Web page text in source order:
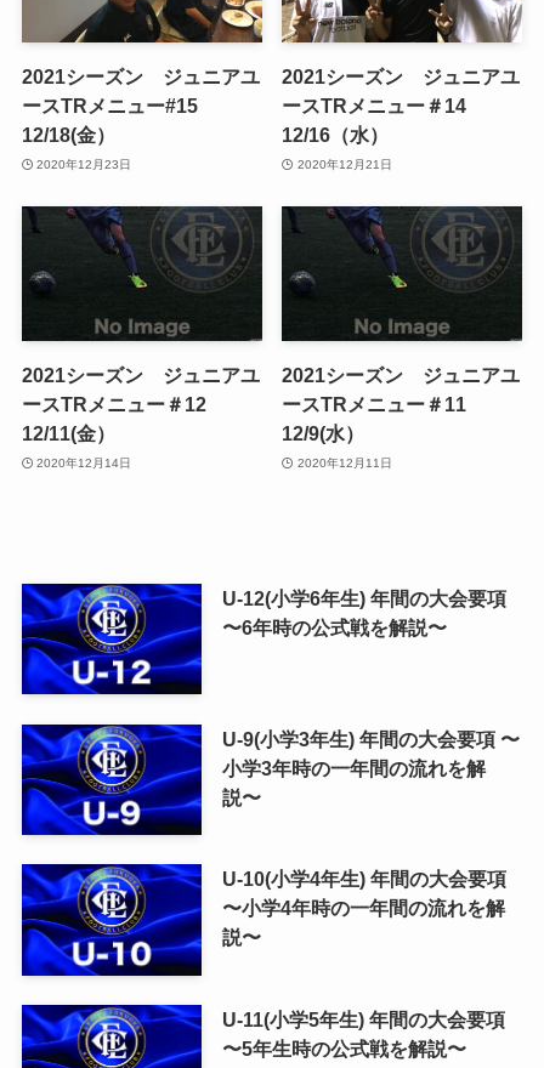
2021シーズン ジュニアユ
ースTRメニュー#15
12/18(金）
2020年12月23日
2021シーズン ジュニアユ
ースTRメニュー＃14
12/16（水）
2020年12月21日
2021シーズン ジュニアユ
ースTRメニュー＃12
12/11(金）
2020年12月14日
2021シーズン ジュニアユ
ースTRメニュー＃11
12/9(水）
2020年12月11日
U-12(小学6年生) 年間の大会要項
〜6年時の公式戦を解説〜
U-9(小学3年生) 年間の大会要項 〜
小学3年時の一年間の流れを解
説〜
U-10(小学4年生) 年間の大会要項
〜小学4年時の一年間の流れを解
説〜
U-11(小学5年生) 年間の大会要項
〜5年生時の公式戦を解説〜